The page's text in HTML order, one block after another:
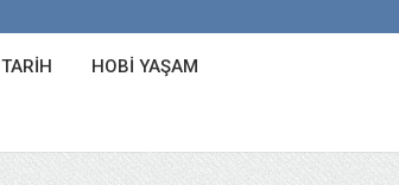
TARIH HOBI YAŞAM